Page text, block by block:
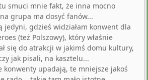
smuci mnie fakt, że inna mocno
grupa ma dosyć fanów...
jedyni, gdzieś widziałam konwent dla
(też Polszowy), który właśnie
się do atrakcji w jakimś domu kultury,
jak pisali, na kasztelu...
konwenty upadają, te mniejsze jakoś